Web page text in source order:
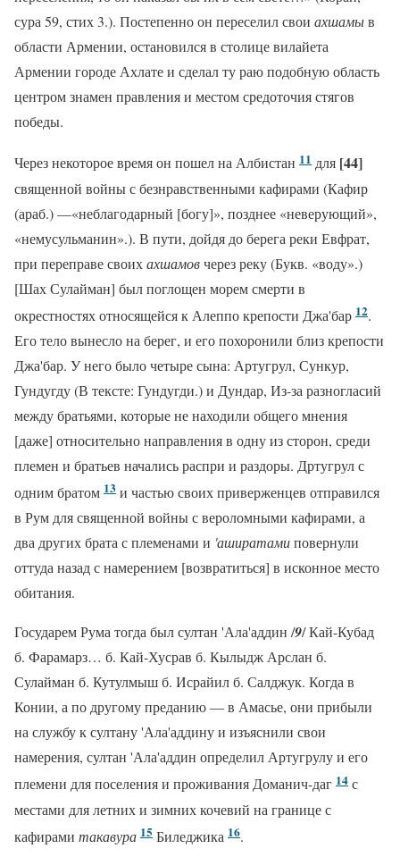
сура 59, стих 3.). Постепенно он переселил свои ахшамыв
области Армении, остановился в столице вилайета
Армении городе Ахлате и сделал ту раю подобную область
центром знамен правления и местом средоточия стягов
победы.
Через некоторое время он пошел на Албистан 11 для [44]
священной войны с безнравственными кафирами (Кафир
(араб.) —«неблагодарный [богу]», позднее «неверующий»,
«немусульманин».). В пути, дойдя до берега реки Евфрат,
при переправе своихахшамовчерез реку (Букв. «воду».)
[Шах Сулайман] был поглощен морем смерти в
окрестностях относящейся к Алеппо крепости Джа'бар 12.
Его тело вынесло на берег, и его похоронили близ крепости
Джа'бар. У него было четыре сына: Артугрул, Сункур,
Гундугду (В тексте: Гундугди.) и Дундар, Из-за разногласий
между братьями, которые не находили общего мнения
[даже] относительно направления в одну из сторон, среди
племен и братьев начались распри и раздоры. Дртугрул с
одним братом 13 и частью своих приверженцев отправился
в Рум для священной войны с вероломными кафирами, а
два других брата с племенами и 'аширатамиповернули
оттуда назад с намерением [возвратиться] в исконное место
обитания.
Государем Рума тогда был султан 'Ала'аддин /9/ Кай-Кубад
б. Фарамарз… б. Кай-Хусрав б. Кылыдж Арслан б.
Сулайман б. Кутулмыш б. Исрайил б. Салджук. Когда в
Конии, а по другому преданию — в Амасье, они прибыли
на службу к султану 'Ала'аддину и изъяснили свои
намерения, султан 'Ала'аддин определил Артугрулу и его
племени для поселения и проживания Доманич-даг 14 с
местами для летних и зимних кочевий на границе с
кафирами такавура 15 Биледжика 16.